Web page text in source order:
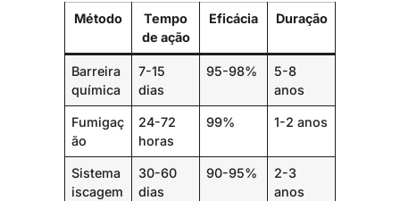
Método
Tempo
de ação
Eficácia Duração
Barreira
química
7-15
dias
95-98%
5-8
anos
Fumigaç
ão
24-72
horas
99% 1-2 anos
Sistema
iscagem
30-60
dias
90-95%
2-3
anos